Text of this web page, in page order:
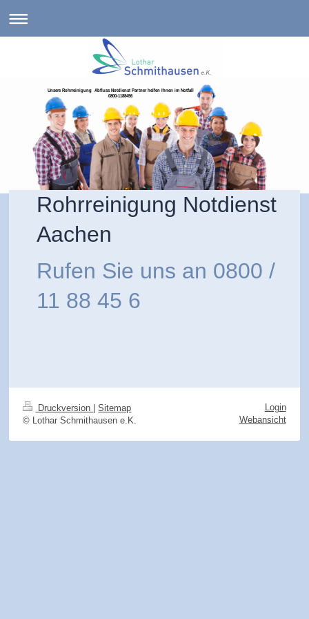
Unsere Rohrreinigung Abfluss Notdienst Partner helfen Ihnen im Notfall
0800-1188456
Rohrreinigung Notdienst
Aachen
Rufen Sie uns an 0800 /
11 88 45 6
Druckversion
Sitemap
© Lothar Schmithausen e.K.
Login
Webansicht